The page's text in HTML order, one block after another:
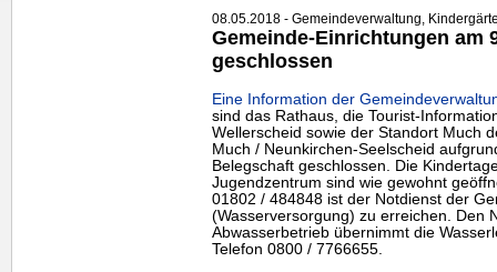
08.05.2018 - Gemeindeverwaltung,
Gemeinde-Einrichtungen am
geschlossen
Eine Information der
sind das Rathaus, die Tourist-
Wellerscheid sowie der Standort Much
Much / Neunkirchen-Seelscheid
Belegschaft geschlossen. Die
Jugendzentrum sind wie gewohnt
01802 / 484848 ist der Notdienst der
(Wasserversorgung) zu erreichen. Den
Abwasserbetrieb übernimmt die
Telefon 0800 / 7766655.